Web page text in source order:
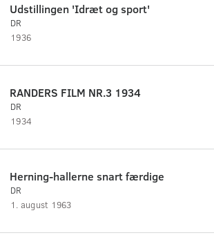
Udstillingen 'Idræt og sport'
DR
1936
RANDERS FILM NR.3 1934
DR
1934
Herning-hallerne snart færdige
DR
1. august 1963